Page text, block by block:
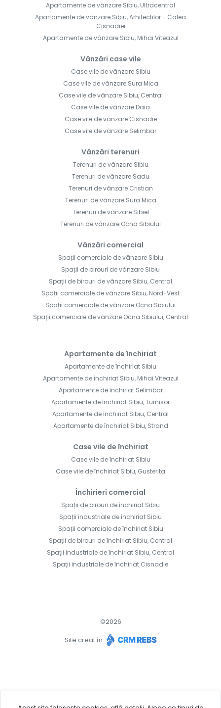
Apartamente de vânzare Sibiu, Ultracentral
Apartamente de vânzare Sibiu, Arhitectilor - Calea
Cisnadiei
Apartamente de vânzare Sibiu, Mihai Viteazul
Vânzări case vile
Case vile de vânzare Sibiu
Case vile de vânzare Sura Mica
Case vile de vânzare Sibiu, Central
Case vile de vânzare Daia
Case vile de vânzare Cisnadie
Case vile de vânzare Selimbar
Vânzări terenuri
Terenuri de vânzare Sibiu
Terenuri de vânzare Sadu
Terenuri de vânzare Cristian
Terenuri de vânzare Sura Mica
Terenuri de vânzare Sibiel
Terenuri de vânzare Ocna Sibiului
Vânzări comercial
Spații comerciale de vânzare Sibiu
Spații de birouri de vânzare Sibiu
Spații de birouri de vânzare Sibiu, Central
Spații comerciale de vânzare Sibiu, Nord-Vest
Spații comerciale de vânzare Ocna Sibiului
Spații comerciale de vânzare Ocna Sibiului, Central
Apartamente de închiriat
Apartamente de închiriat Sibiu
Apartamente de închiriat Sibiu, Mihai Viteazul
Apartamente de închiriat Selimbar
Apartamente de închiriat Sibiu, Turnisor
Apartamente de închiriat Sibiu, Central
Apartamente de închiriat Sibiu, Strand
Case vile de închiriat
Case vile de închiriat Sibiu
Case vile de închiriat Sibiu, Gusterita
Închirieri comercial
Spații de birouri de închiriat Sibiu
Spații industriale de închiriat Sibiu
Spații comerciale de închiriat Sibiu
Spații de birouri de închiriat Sibiu, Central
Spații industriale de închiriat Sibiu, Central
Spații industriale de închiriat Cisnadie
©2026
Site creat în